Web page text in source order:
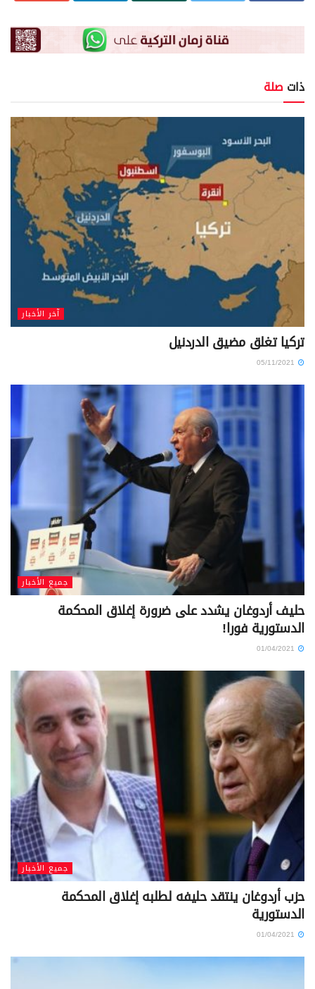
ذات صلة
آخر الأخبار
تركيا تغلق مضيق الدردنيل
جميع الأخبار
حليف أردوغان يشدد على ضرورة إغلاق المحكمة
الدستورية فورا!
جميع الأخبار
حزب أردوغان ينتقد حليفه لطلبه إغلاق المحكمة
الدستورية